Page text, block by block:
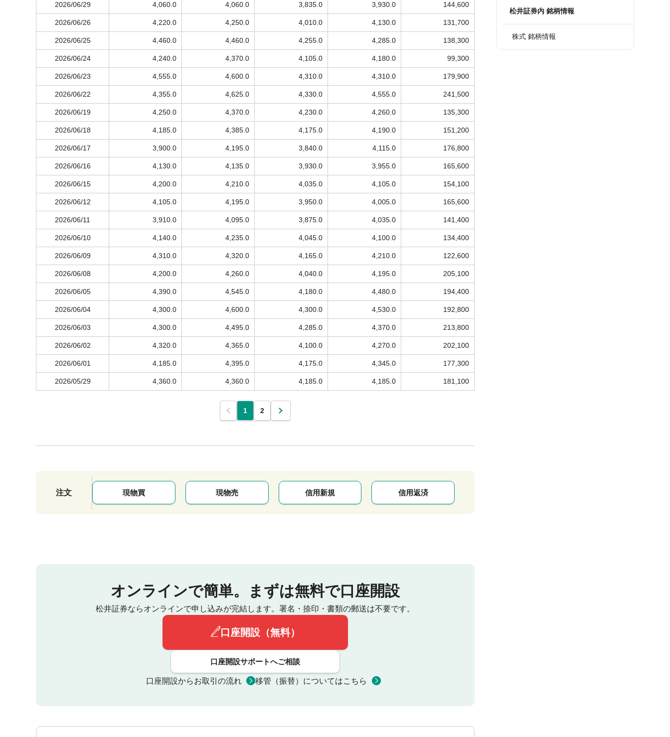
2026/06/29 4,060.0 4,060.0 3,835.0 3,930.0 144,600
2026/06/26 4,220.0 4,250.0 4,010.0 4,130.0 131,700
2026/06/25 4,460.0 4,460.0 4,255.0 4,285.0 138,300
2026/06/24 4,240.0 4,370.0 4,105.0 4,180.0 99,300
2026/06/23 4,555.0 4,600.0 4,310.0 4,310.0 179,900
2026/06/22 4,355.0 4,625.0 4,330.0 4,555.0 241,500
2026/06/19 4,250.0 4,370.0 4,230.0 4,260.0 135,300
2026/06/18 4,185.0 4,385.0 4,175.0 4,190.0 151,200
2026/06/17 3,900.0 4,195.0 3,840.0 4,115.0 176,800
2026/06/16 4,130.0 4,135.0 3,930.0 3,955.0 165,600
2026/06/15 4,200.0 4,210.0 4,035.0 4,105.0 154,100
2026/06/12 4,105.0 4,195.0 3,950.0 4,005.0 165,600
2026/06/11 3,910.0 4,095.0 3,875.0 4,035.0 141,400
2026/06/10 4,140.0 4,235.0 4,045.0 4,100.0 134,400
2026/06/09 4,310.0 4,320.0 4,165.0 4,210.0 122,600
2026/06/08 4,200.0 4,260.0 4,040.0 4,195.0 205,100
2026/06/05 4,390.0 4,545.0 4,180.0 4,480.0 194,400
2026/06/04 4,300.0 4,600.0 4,300.0 4,530.0 192,800
2026/06/03 4,300.0 4,495.0 4,285.0 4,370.0 213,800
2026/06/02 4,320.0 4,365.0 4,100.0 4,270.0 202,100
2026/06/01 4,185.0 4,395.0 4,175.0 4,345.0 177,300
2026/05/29 4,360.0 4,360.0 4,185.0 4,185.0 181,100
1 2
注文 現物買 現物売 信用新規 信用返済
オンラインで簡単。 まずは無料で口座開設
松井証券ならオンラインで申し込みが完結します。 署名・捺印・書類の郵送は不要です。
口座開設（無料）
口座開設サポートへご相談
口座開設からお取引の流れ 移管（振替）についてはこちら
松井証券内 銘柄情報
株式 銘柄情報